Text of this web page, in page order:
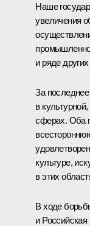
Наше
увеличения
и ряде
За
в
сферах. Оба
культуре,
в этих
В ходе
и